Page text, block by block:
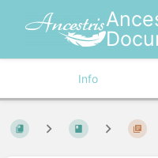
Info